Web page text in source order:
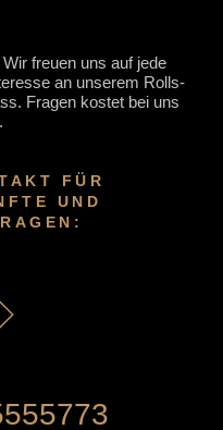
freuen uns auf jede
an unserem Rolls-
Fragen kostet bei uns
FÜR
UND